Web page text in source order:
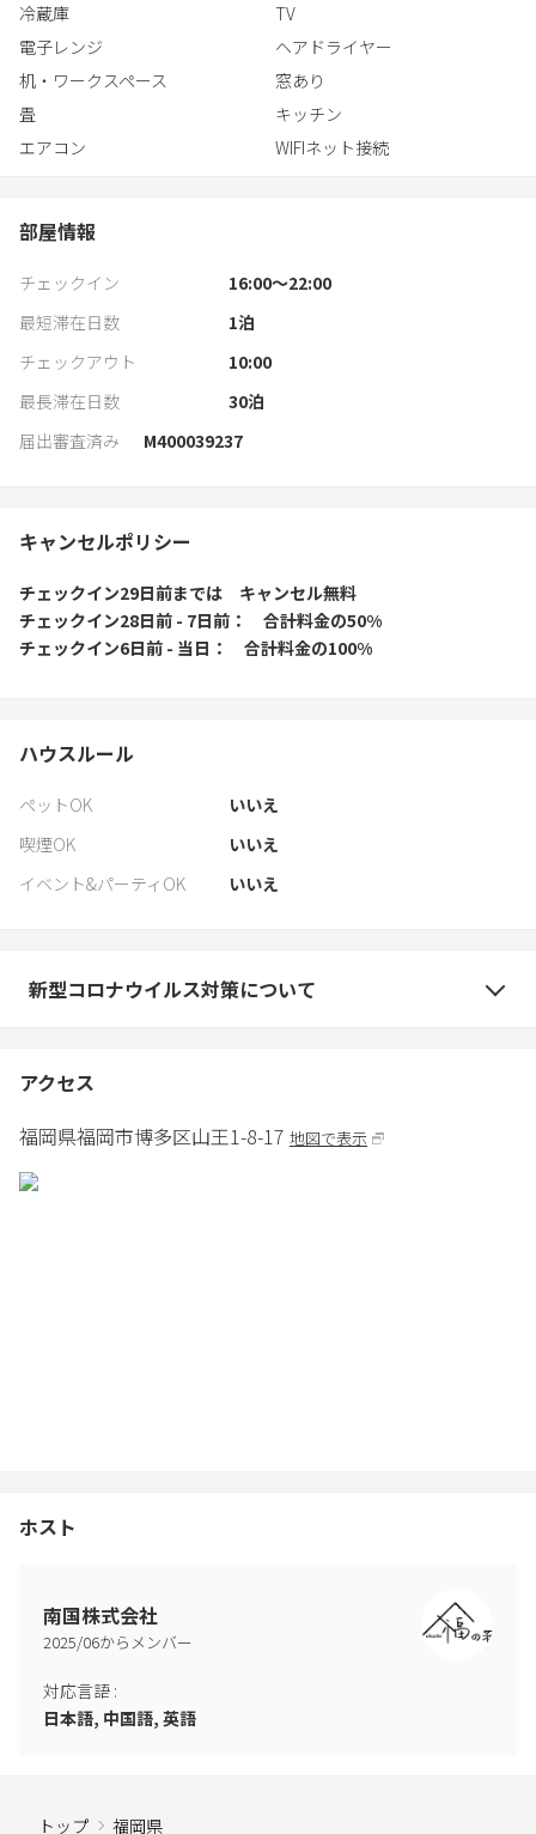
冷蔵庫
TV
電子レンジ
ヘアドライヤー
机・ワークスペース
窓あり
畳
キッチン
エアコン
WIFIネット接続
部屋情報
チェックイン
16:00〜22:00
最短滞在日数
1泊
チェックアウト
10:00
最長滞在日数
30泊
届出審査済み
M400039237
キャンセルポリシー
チェックイン29日前までは
キャンセル無料
チェックイン28日前 - 7日前
合計料金の50%
チェックイン6日前 - 当日
合計料金の100%
ハウスルール
ペットOK
いいえ
喫煙OK
いいえ
イベント&パーティOK
いいえ
新型コロナウイルス対策について
アクセス
福岡県福岡市博多区山王1-8-17 地図で表示
ホスト
南国株式会社
2025/06からメンバー
対応言語 :
日本語, 中国語, 英語
トップ 福岡県